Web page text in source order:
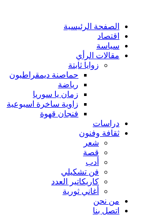
الصفحة الرئيسية
اقتصاد
سياسة
مقالات الرأي
زوايا ثابتة
حماصنة ديمقراطيون
رياضة
زمان يا سوريا
زاوية ساخرة اسبوعية
فنجان قهوة
دراسات
ثقافة وفنون
شعر
قصة
أدب
فن تشكيلي
كاريكاتير العدد
أغاني ثورية
من نحن
اتصل بنا